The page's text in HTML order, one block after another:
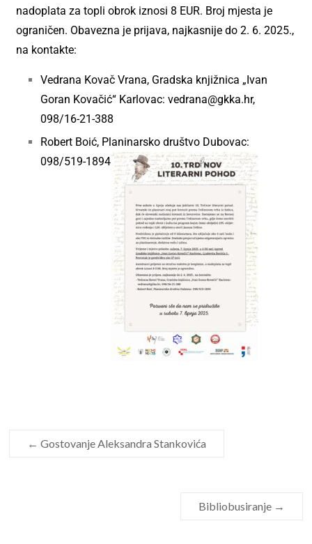
nadoplata za topli obrok iznosi 8 EUR. Broj mjesta je
ograničen. Obavezna je prijava, najkasnije do 2. 6. 2025.,
na kontakte:
Vedrana Kovač Vrana, Gradska knjižnica „Ivan
Goran Kovačić“ Karlovac:vedrana@gkka.hr,
098/16-21-388
Robert Boić, Planinarsko društvo Dubovac:
098/519-1894
← Gostovanje Aleksandra Stankovića
Bibliobusiranje →